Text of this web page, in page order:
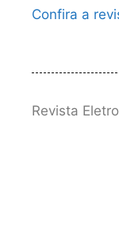
Confira a
Revista